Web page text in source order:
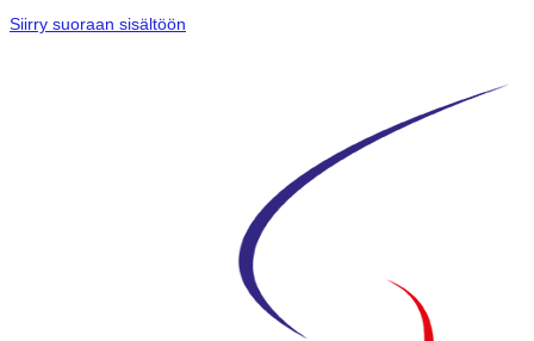
Siirry suoraan sisältöön